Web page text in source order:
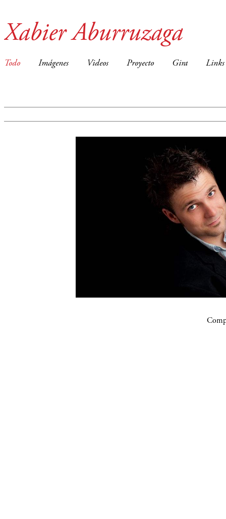
Xabier Aburruzaga
Todo Imágenes Videos Proyecto Gira Links